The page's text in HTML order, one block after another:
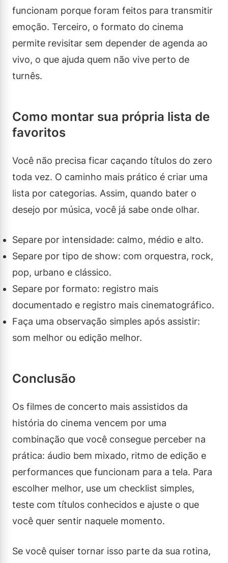
funcionam porque foram feitos para transmitir
emoção. Terceiro, o formato do cinema
permite revisitar sem depender de agenda ao
vivo, o que ajuda quem não vive perto de
turnês.
Como montar sua própria lista de
favoritos
Você não precisa ficar caçando títulos do zero
toda vez. O caminho mais prático é criar uma
lista por categorias. Assim, quando bater o
desejo por música, você já sabe onde olhar.
Separe por intensidade: calmo, médio e alto.
Separe por tipo de show: com orquestra, rock,
pop, urbano e clássico.
Separe por formato: registro mais
documentado e registro mais cinematográfico.
Faça uma observação simples após assistir:
som melhor ou edição melhor.
Conclusão
Os filmes de concerto mais assistidos da
história do cinema vencem por uma
combinação que você consegue perceber na
prática: áudio bem mixado, ritmo de edição e
performances que funcionam para a tela. Para
escolher melhor, use um checklist simples,
teste com títulos conhecidos e ajuste o que
você quer sentir naquele momento.
Se você quiser tornar isso parte da sua rotina,